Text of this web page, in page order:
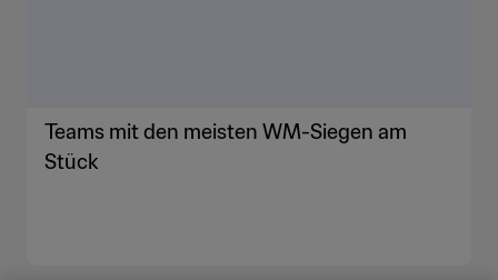
Teams mit den meisten WM-Siegen am
Stück